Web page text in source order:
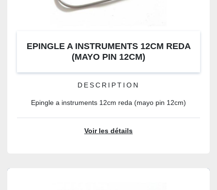
EPINGLE A INSTRUMENTS 12CM REDA
(MAYO PIN 12CM)
DESCRIPTION
Epingle a instruments 12cm reda (mayo pin 12cm)
Voir les détails